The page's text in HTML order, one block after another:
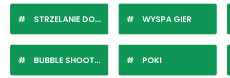
STRZELANIE DO KULEK
BUBBLE SHOOTER
WYSPA GIER
POKI